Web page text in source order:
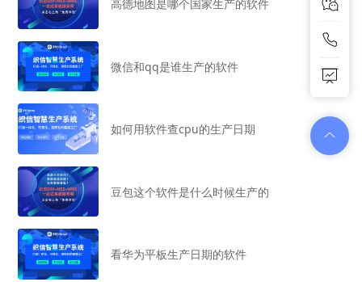
高德地图是哪个国家生产的软件
微信和qq是谁生产的软件
如何用软件查cpu的生产日期
豆包这个软件是什么时候生产的
看华为平板生产日期的软件